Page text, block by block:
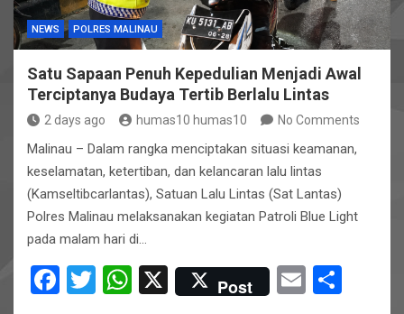
NEWS POLRES MALINAU
Satu Sapaan Penuh Kepedulian Menjadi Awal
Terciptanya Budaya Tertib Berlalu Lintas
2 days ago humas10 humas10 No Comments
Malinau – Dalam rangka menciptakan situasi keamanan,
keselamatan, ketertiban, dan kelancaran lalu lintas
(Kamseltibcarlantas), Satuan Lalu Lintas (Sat Lantas)
Polres Malinau melaksanakan kegiatan Patroli Blue Light
pada malam hari di…
F
T
W X Post
E